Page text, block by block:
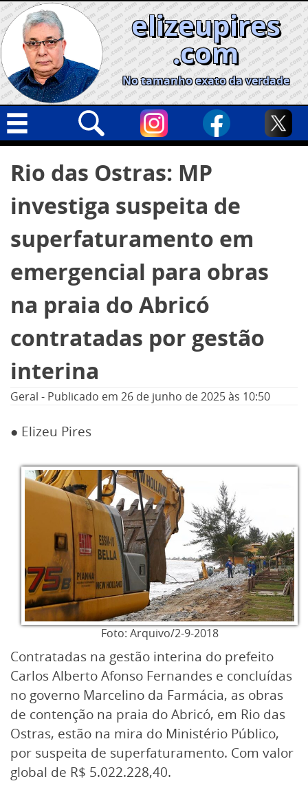
Skip
to
content
elizeupires
.com
No tamanho exato da verdade
Geral
Cidades
Nacional
Opinião
Informe especial
por:
Rio das Ostras: MP
investiga suspeita de
superfaturamento em
emergencial para obras
na praia do Abricó
contratadas por gestão
interina
Geral - Publicado em 26 de junho de 2025às 10:50
● Elizeu Pires
Foto: Arquivo/2-9-2018
Contratadas na gestão interina do prefeito
Carlos Alberto Afonso Fernandes e concluídas
no governo Marcelino da Farmácia, as obras
de contenção na praia do Abricó, em Rio das
Ostras, estão na mira do Ministério Público,
por suspeita de superfaturamento. Com valor
global de R$ 5.022.228,40.